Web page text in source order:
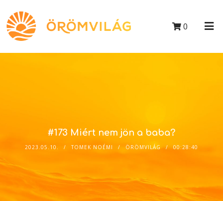
0
#173 Miért nem jön a baba?
2023.05.10. TOMEK NOÉMI ÖRÖMVILÁG 00:28:40